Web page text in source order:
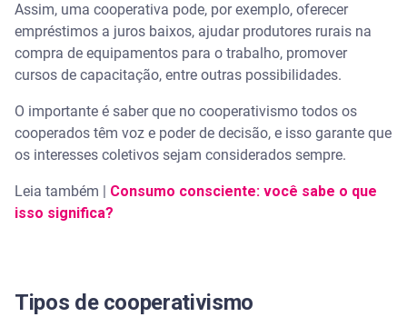
Assim, uma cooperativa pode, por exemplo, oferecer
empréstimos a juros baixos, ajudar produtores rurais na
compra de equipamentos para o trabalho, promover
cursos de capacitação, entre outras possibilidades.
O importante é saber que no cooperativismo todos os
cooperados têm voz e poder de decisão, e isso garante que
os interesses coletivos sejam considerados sempre.
Leia também | Consumo consciente: você sabe o que
isso significa?
Tipos de cooperativismo